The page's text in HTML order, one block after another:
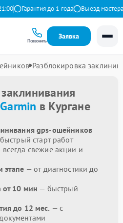
Гарантия до 1 года Выезд мастера
Позвонить
Заявка
Разблокировка
Garmin в Кургане
gps-ошейников
старт работ
всегда свежие акции и
этапе — от диагностики до
от 10 мин — быстрый
до 12 мес. — с